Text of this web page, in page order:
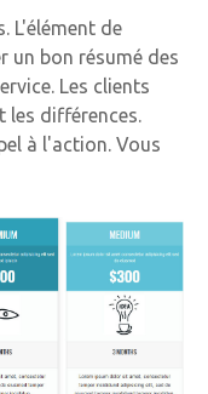
L'élément de
un bon résumé des
Les clients
les différences.
à l'action. Vous